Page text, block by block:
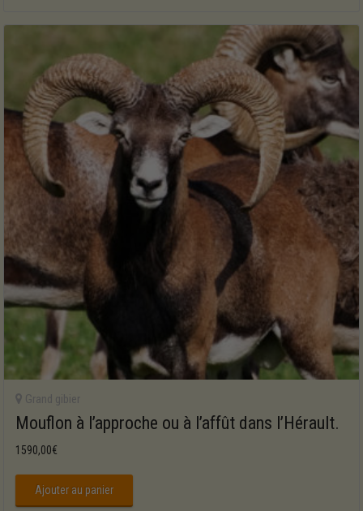
Grand gibier
Mouflon à l’approche ou à l’affût dans l’Hérault.
1590,00€
Ajouter au panier